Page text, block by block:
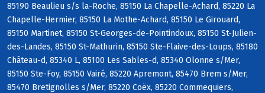
85190 Beaulieu s/s la-Roche, 85150 La Chapelle-Achard, 85220 La
Chapelle-Hermier, 85150 La Mothe-Achard, 85150 Le Girouard,
85150 Martinet, 85150 St-Georges-de-Pointindoux, 85150 St-Julien-
des-Landes, 85150 St-Mathurin, 85150 Ste-Flaive-des-Loups, 85180
Château-d, 85340 L, 85100 Les Sables-d, 85340 Olonne s/Mer,
85150 Ste-Foy, 85150 Vairé, 85220 Apremont, 85470 Brem s/Mer,
85470 Bretignolles s/Mer, 85220 Coëx, 85220 Commequiers,